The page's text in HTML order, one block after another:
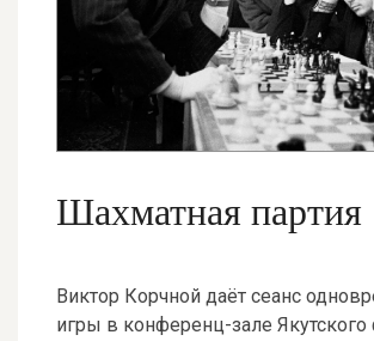
Шахматная партия
Виктор Корчной даёт сеанс
игры в конференц-зале